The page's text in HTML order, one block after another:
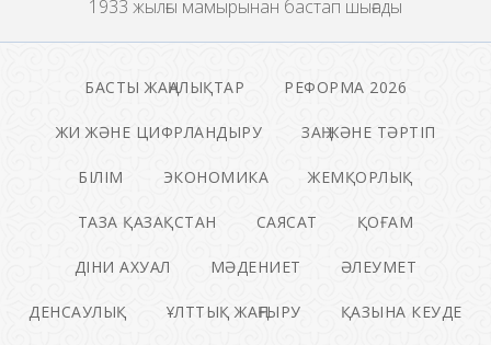
1933 жылғы мамырынан бастап шығады
БАСТЫ ЖАҢАЛЫҚТАР РЕФОРМА 2026
ЖИ ЖӘНЕ ЦИФРЛАНДЫРУ ЗАҢ ЖӘНЕ ТӘРТІП
БІЛІМ ЭКОНОМИКА ЖЕМҚОРЛЫҚ
ТАЗА ҚАЗАҚСТАН САЯСАТ ҚОҒАМ
ДІНИ АХУАЛ МӘДЕНИЕТ ӘЛЕУМЕТ
ДЕНСАУЛЫҚ ҰЛТТЫҚ ЖАҢҒЫРУ ҚАЗЫНА КЕУДЕ